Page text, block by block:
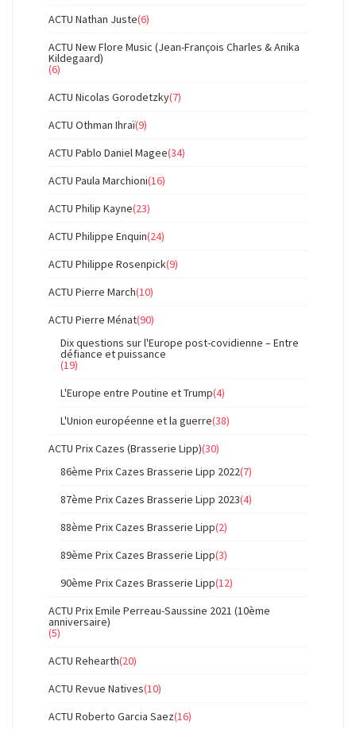
ACTU Nathan Juste(6)
ACTU New Flore Music (Jean-François Charles & Anika
Kildegaard)
(6)
ACTU Nicolas Gorodetzky(7)
ACTU Othman Ihraï(9)
ACTU Pablo Daniel Magee(34)
ACTU Paula Marchioni(16)
ACTU Philip Kayne(23)
ACTU Philippe Enquin(24)
ACTU Philippe Rosenpick(9)
ACTU Pierre March(10)
ACTU Pierre Ménat(90)
Dix questions sur l'Europe post-covidienne – Entre
défiance et puissance
(19)
L'Europe entre Poutine et Trump(4)
L'Union européenne et la guerre(38)
ACTU Prix Cazes (Brasserie Lipp)(30)
86ème Prix Cazes Brasserie Lipp 2022(7)
87ème Prix Cazes Brasserie Lipp 2023(4)
88ème Prix Cazes Brasserie Lipp(2)
89ème Prix Cazes Brasserie Lipp(3)
90ème Prix Cazes Brasserie Lipp(12)
ACTU Prix Emile Perreau-Saussine 2021 (10ème
anniversaire)
(5)
ACTU Rehearth(20)
ACTU Revue Natives(10)
ACTU Roberto Garcia Saez(16)